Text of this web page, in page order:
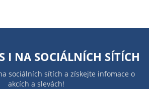
I NA SOCIÁLNÍCH SÍTÍCH
sociálních sítích a získejte infomace o
akcích a slevách!